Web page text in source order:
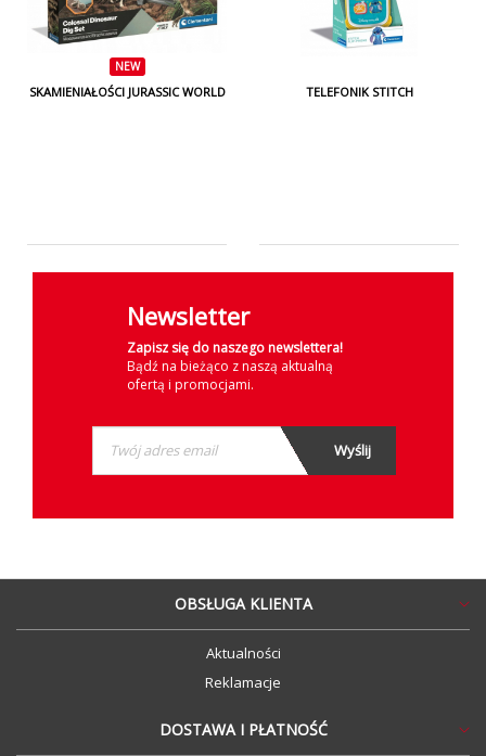
NEW
SKAMIENIAŁOŚCI JURASSIC WORLD TELEFONIK STITCH
Newsletter
Zapisz się do naszego newslettera!
Bądź na bieżąco z naszą aktualną
ofertą i promocjami.
OBSŁUGA KLIENTA
Aktualności
Reklamacje
DOSTAWA I PŁATNOŚĆ